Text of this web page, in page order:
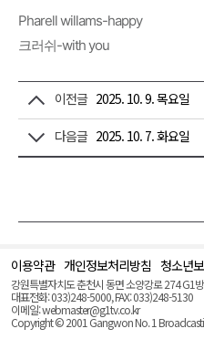
Pharell willams-happy
크러쉬-with you
이전글 2025. 10. 9. 목요일
다음글 2025. 10. 7. 화요일
이용약관 개인정보처리방침 청소년
강원특별자치도 춘천시 동면 소양강로 274 G1
대표전화: 033)248-5000, FAX: 033)248-5130
이메일: webmaster@g1tv.co.kr
Copyright © 2001 Gangwon No. 1